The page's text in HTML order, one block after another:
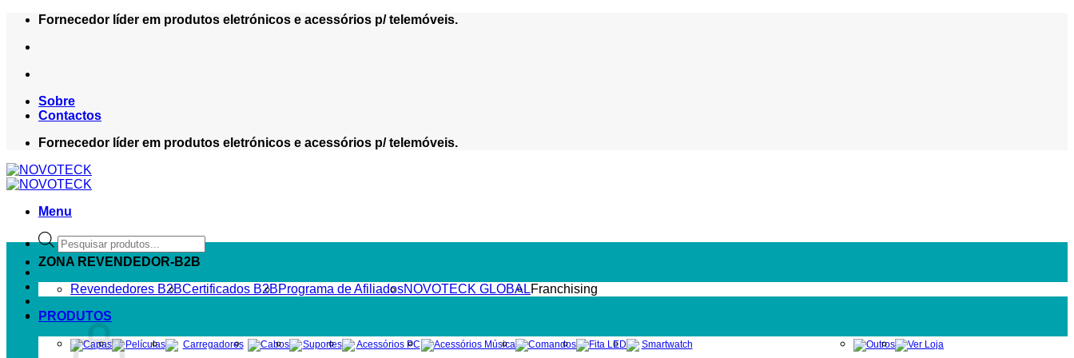
Skip
content
Fornecedor líder em produtos eletrónicos e acessórios p/ telemóveis.
Sobre
Contactos
Fornecedor líder em produtos eletrónicos e acessórios p/ telemóveis.
Menu
Products
search
ZONA REVENDEDOR-B2B
Revendedores B2BCertificados B2BPrograma de AfiliadosNOVOTECK GLOBALFranchising
PRODUTOS